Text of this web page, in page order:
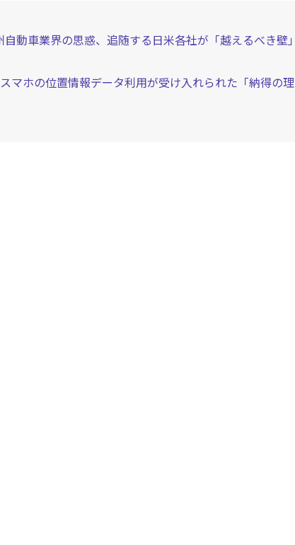
動車業界の思惑、追随する日米各社が「越えるべき壁」
マホの位置情報データ利用が受け入れられた「納得の理